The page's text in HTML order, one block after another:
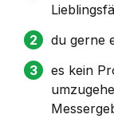
du gerne
es kein